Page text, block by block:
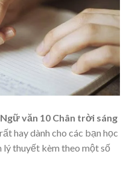
văn 10 Chân trời sáng
hay dành cho các bạn học
lý thuyết kèm theo một số